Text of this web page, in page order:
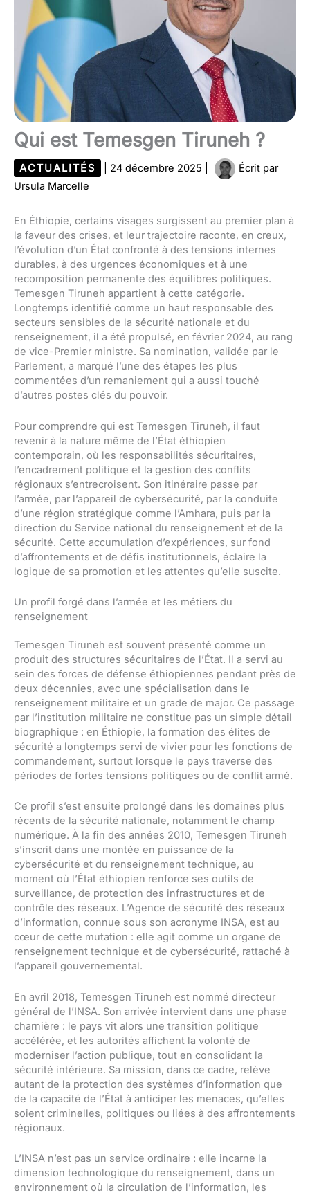
Qui est Temesgen Tiruneh ?
ACTUALITÉS 24 décembre 2025
Écrit par
Ursula Marcelle
En Éthiopie, certains visages surgissent au premier plan à
la faveur des crises, et leur trajectoire raconte, en creux,
l’évolution d’un État confronté à des tensions internes
durables, à des urgences économiques et à une
recomposition permanente des équilibres politiques.
Temesgen Tiruneh appartient à cette catégorie.
Longtemps identifié comme un haut responsable des
secteurs sensibles de la sécurité nationale et du
renseignement, il a été propulsé, en février 2024, au rang
de vice-Premier ministre. Sa nomination, validée par le
Parlement, a marqué l’une des étapes les plus
commentées d’un remaniement qui a aussi touché
d’autres postes clés du pouvoir.
Pour comprendre qui est Temesgen Tiruneh, il faut
revenir à la nature même de l’État éthiopien
contemporain, où les responsabilités sécuritaires,
l’encadrement politique et la gestion des conflits
régionaux s’entrecroisent. Son itinéraire passe par
l’armée, par l’appareil de cybersécurité, par la conduite
d’une région stratégique comme l’Amhara, puis par la
direction du Service national du renseignement et de la
sécurité. Cette accumulation d’expériences, sur fond
d’affrontements et de défis institutionnels, éclaire la
logique de sa promotion et les attentes qu’elle suscite.
Un profil forgé dans l’armée et les métiers du
renseignement
Temesgen Tiruneh est souvent présenté comme un
produit des structures sécuritaires de l’État. Il a servi au
sein des forces de défense éthiopiennes pendant près de
deux décennies, avec une spécialisation dans le
renseignement militaire et un grade de major. Ce passage
par l’institution militaire ne constitue pas un simple détail
biographique : en Éthiopie, la formation des élites de
sécurité a longtemps servi de vivier pour les fonctions de
commandement, surtout lorsque le pays traverse des
périodes de fortes tensions politiques ou de conflit armé.
Ce profil s’est ensuite prolongé dans les domaines plus
récents de la sécurité nationale, notamment le champ
numérique. À la fin des années 2010, Temesgen Tiruneh
s’inscrit dans une montée en puissance de la
cybersécurité et du renseignement technique, au
moment où l’État éthiopien renforce ses outils de
surveillance, de protection des infrastructures et de
contrôle des réseaux. L’Agence de sécurité des réseaux
d’information, connue sous son acronyme INSA, est au
cœur de cette mutation : elle agit comme un organe de
renseignement technique et de cybersécurité, rattaché à
l’appareil gouvernemental.
En avril 2018, Temesgen Tiruneh est nommé directeur
général de l’INSA. Son arrivée intervient dans une phase
charnière : le pays vit alors une transition politique
accélérée, et les autorités affichent la volonté de
moderniser l’action publique, tout en consolidant la
sécurité intérieure. Sa mission, dans ce cadre, relève
autant de la protection des systèmes d’information que
de la capacité de l’État à anticiper les menaces, qu’elles
soient criminelles, politiques ou liées à des affrontements
régionaux.
L’INSA n’est pas un service ordinaire : elle incarne la
dimension technologique du renseignement, dans un
environnement où la circulation de l’information, les